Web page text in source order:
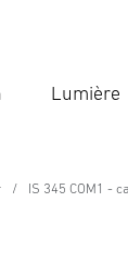
Lumière
IS 345 COM1 -